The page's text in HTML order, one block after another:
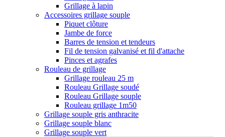
Grillage à lapin
Accessoires grillage souple
Piquet clôture
Jambe de force
Barres de tension et tendeurs
Fil de tension galvanisé et fil d'attache
Pinces et agrafes
Rouleau de grillage
Grillage rouleau 25 m
Rouleau Grillage soudé
Rouleau Grillage souple
Rouleau grillage 1m50
Grillage souple gris anthracite
Grillage souple blanc
Grillage souple vert